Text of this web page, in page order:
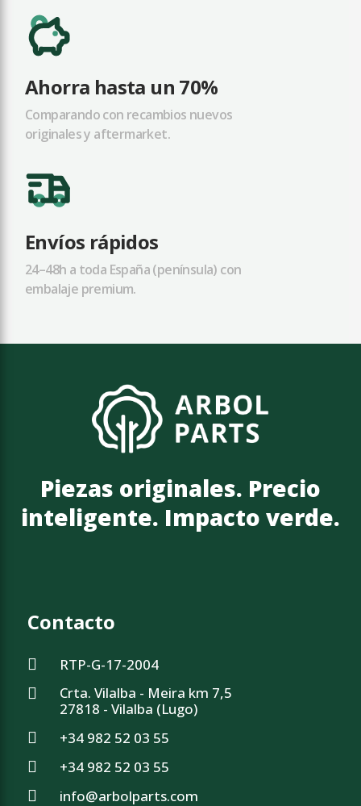
Ahorra hasta un 70%
Comparando con recambios nuevos
originales y aftermarket.
Envíos rápidos
24–48h a toda España (península) con
embalaje premium.
Piezas originales. Precio
inteligente. Impacto verde.
Contacto
RTP-G-17-2004
Crta. Vilalba - Meira km 7,5
27818 - Vilalba (Lugo)
+34 982 52 03 55
+34 982 52 03 55
info@arbolparts.com